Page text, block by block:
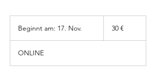
Beginnt am: 17. Nov.
n
30 €
ONLINE